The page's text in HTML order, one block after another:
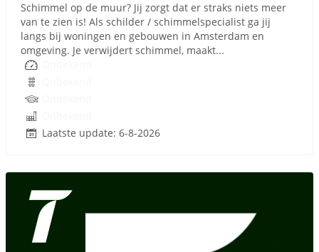
Schimmel op de muur? Jij zorgt dat er straks niets meer
van te zien is! Als schilder / schimmelspecialist ga jij
langs bij woningen en gebouwen in Amsterdam en
omgeving. Je verwijdert schimmel, maakt...
Laatste update: 6-8-2026